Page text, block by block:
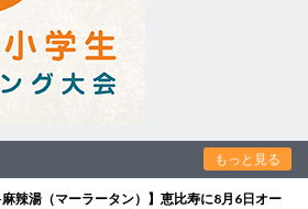
もっと見る
麻辣湯（マーラータン）】恵比寿に8月6日オー